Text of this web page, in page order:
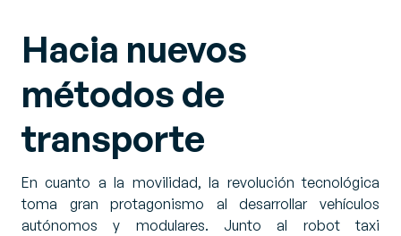
Hacia nuevos
métodos de
transporte
En cuanto a la movilidad, la revolución tecnológica
toma gran protagonismo al desarrollar vehículos
autónomos y modulares. Junto al robot taxi